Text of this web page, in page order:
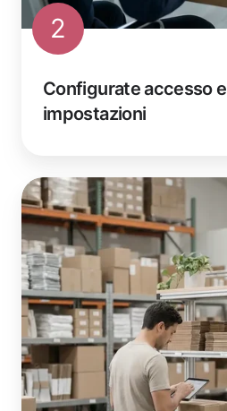
2
Configurate accesso e
impostazioni